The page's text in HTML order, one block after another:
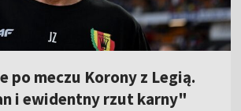
po meczu Korony z Legią.
i ewidentny rzut karny"